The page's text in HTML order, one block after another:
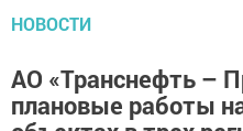
НОВОСТИ
АО «Транснефть –
плановые работы